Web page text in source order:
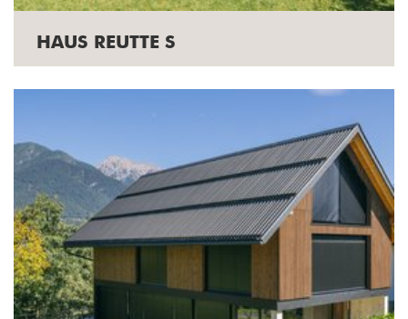
HAUS REUTTE S